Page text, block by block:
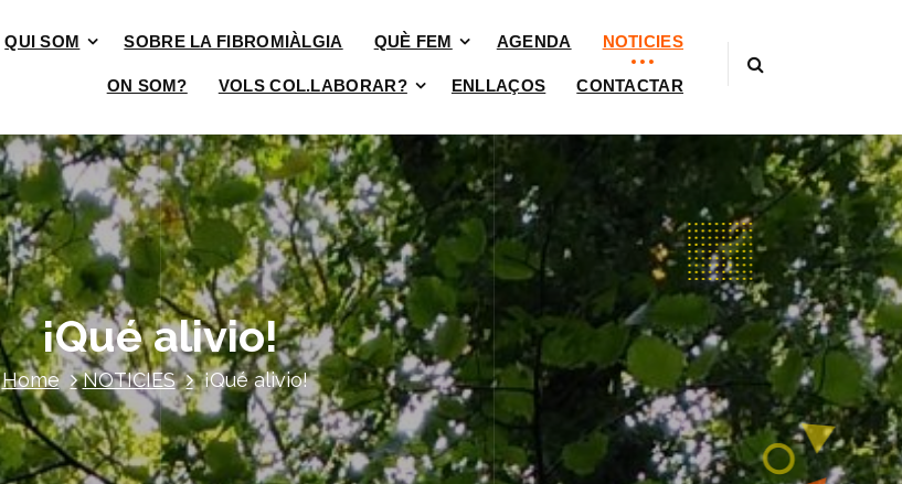
QUI SOM SOBRE LA FIBROMIÀLGIA QUÈ FEM AGENDA NOTICIES
ON SOM? VOLS COL.LABORAR? ENLLAÇOS CONTACTAR
¡Qué alivio!
Home NOTICIES ¡Qué alivio!